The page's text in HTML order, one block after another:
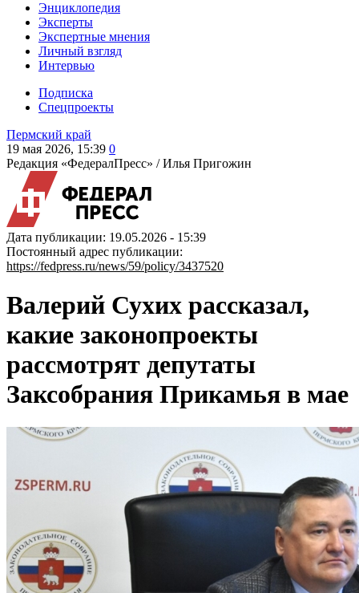
Энциклопедия
Эксперты
Экспертные мнения
Личный взгляд
Интервью
Подписка
Спецпроекты
Пермский край
19 мая 2026, 15:39 0
Редакция «ФедералПресс» /Илья Пригожин
Дата публикации: 19.05.2026 - 15:39
Постоянный адрес публикации:
https://fedpress.ru/news/59/policy/3437520
Валерий Сухих рассказал,
какие законопроекты
рассмотрят депутаты
Заксобрания Прикамья в мае